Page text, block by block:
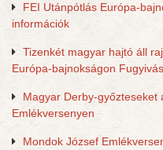
FEI Utánpótlás Európa-
információk
Tizenkét magyar hajtó áll
Európa-bajnokságon
Magyar Derby-győzteseket
Emlékversenyen
Mondok József